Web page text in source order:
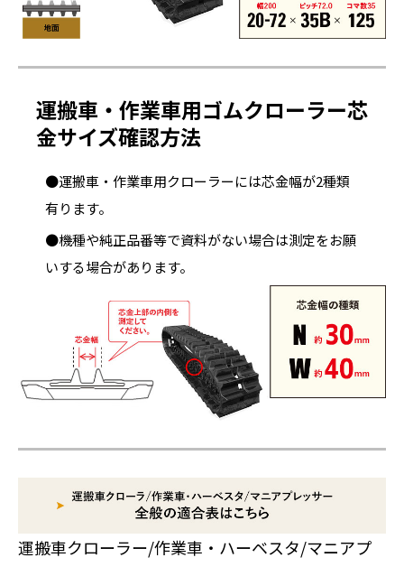
運搬車・作業車用ゴムクローラー芯
金サイズ確認方法
●運搬車・作業車用クローラーには芯金幅が2種類
有ります。
●機種や純正品番等で資料がない場合は測定をお願
いする場合があります。
運搬車クローラー/作業車・ハーベスタ/マニアプ